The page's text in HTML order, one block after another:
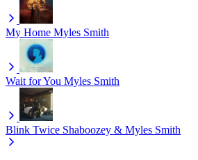
My Home Myles Smith
Wait for You Myles Smith
Blink Twice Shaboozey & Myles Smith